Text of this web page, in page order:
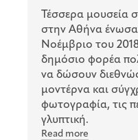
Τέσσερα μουσεία
στην Αθήνα
Νοέμβριο του
δημόσιο φορέα
να δώσουν
μοντέρνα και
φωτογραφία, τις
γλυπτική.
Read more